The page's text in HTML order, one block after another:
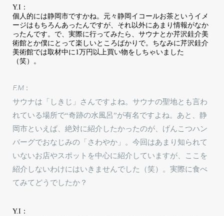
Y.I：
個人的には静岡市ですかね。元々静岡イコールお茶というイメ
ージはもちろんあったんですが、それ以外にあまり情報がなか
ったんです。で、実際に行ってみたら、サウナとか芹沢銈介美
術館とか僕にとって楽しいところばかりで。ちなみに芹沢銈介
美術館では取材中に1万円以上買い物をしちゃいました
（笑）。
F.M：
サウナは「しきじ」さんですよね。サウナの聖地とも言わ
れている場所で“奇跡の水風呂”が有名ですよね。あと、静
岡市といえば、絶対に紹介したかったのが、げんこつハン
バーグでおなじみの「さわやか」。今回はあまり知られて
いないお店やスポットを中心に紹介していますが、ここを
紹介しないわけにはいきませんでした（笑）。実際に食べ
てみてどうでしたか？
Y.I：